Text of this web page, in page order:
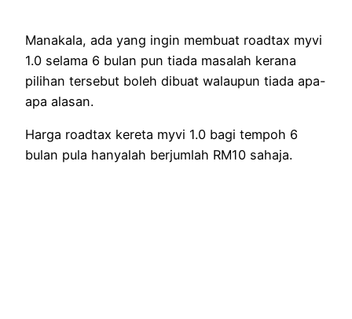
Manakala, ada yang ingin membuat roadtax myvi
1.0 selama 6 bulan pun tiada masalah kerana
pilihan tersebut boleh dibuat walaupun tiada apa-
apa alasan.
Harga roadtax kereta myvi 1.0 bagi tempoh 6
bulan pula hanyalah berjumlah RM10 sahaja.